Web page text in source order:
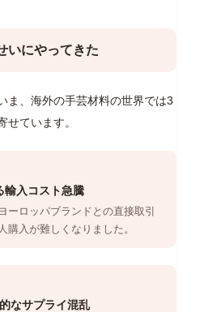
いにやってきた
ま、海外の手芸材料の世界では3
せています。
輸入コスト急騰
ーロッパブランドとの直接取引
購入が難しくなりました。
なサプライ混乱